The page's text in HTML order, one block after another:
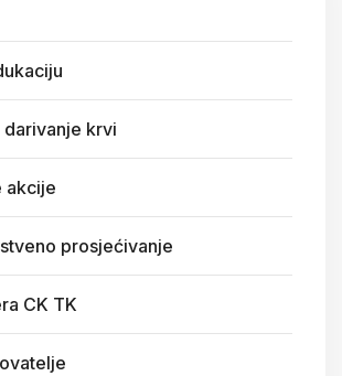
krvi
akcije
prosjećivanje
CK TK